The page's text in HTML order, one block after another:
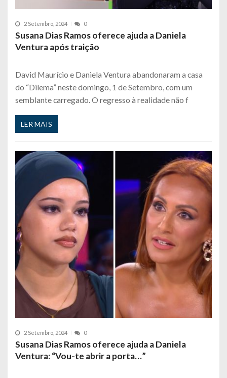
2 Setembro, 2024 0
Susana Dias Ramos oferece ajuda a Daniela
Ventura após traição
David Maurício e Daniela Ventura abandonaram a casa
do “Dilema” neste domingo, 1 de Setembro, com um
semblante carregado. O regresso à realidade não f
LER MAIS
2 Setembro, 2024 0
Susana Dias Ramos oferece ajuda a Daniela
Ventura: “Vou-te abrir a porta…”